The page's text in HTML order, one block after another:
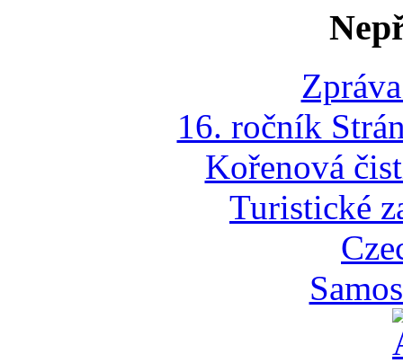
16. ročník
Kořenová
Turistické